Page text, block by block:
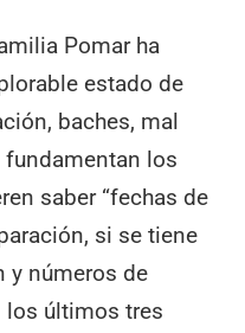
Pomar ha
estado de
baches, mal
fundamentan los
saber “fechas de
si se tiene
y números de
los últimos tres